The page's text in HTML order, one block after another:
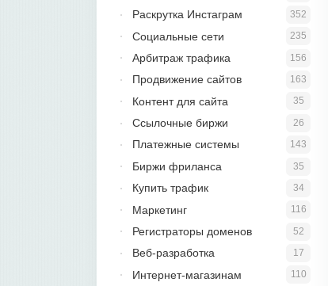
352
Раскрутка Инстаграм
235
Социальные сети
156
Арбитраж трафика
163
Продвижение сайтов
35
Контент для сайта
26
Ссылочные биржи
143
Платежные системы
35
Биржи фриланса
34
Купить трафик
116
Маркетинг
52
Регистраторы доменов
17
Веб-разработка
110
Интернет-магазинам